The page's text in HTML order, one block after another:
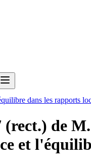
dans les rapports
(rect.) de
et